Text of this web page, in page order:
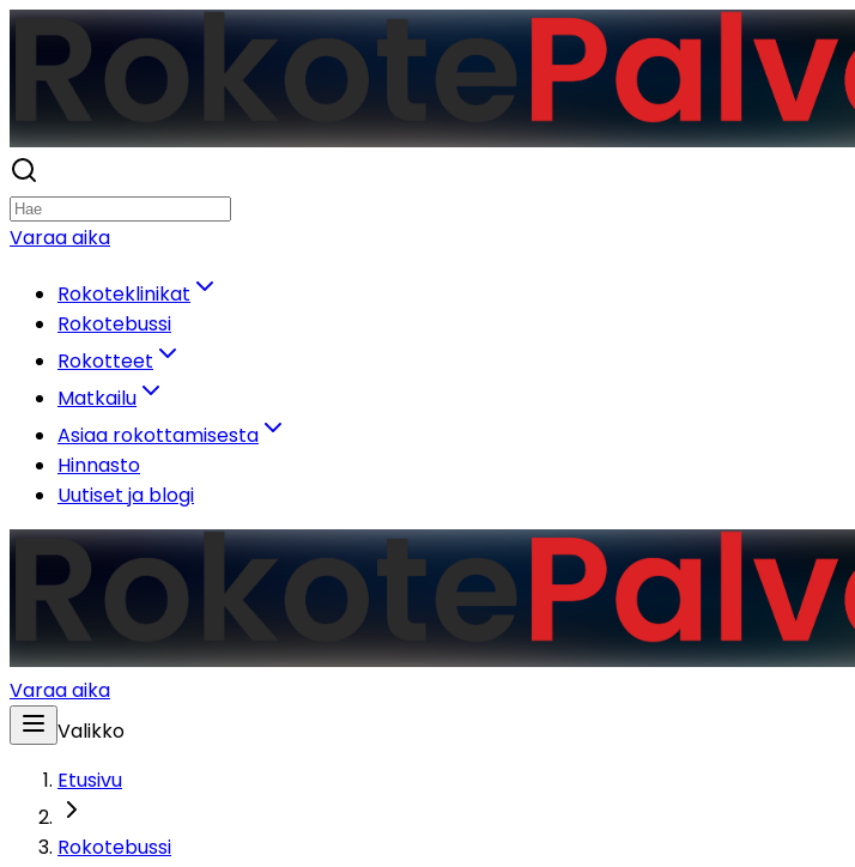
Varaa aika
Rokoteklinikat
Rokotebussi
Rokotteet
Matkailu
Asiaa rokottamisesta
Hinnasto
Uutiset ja blogi
Varaa aika
Valikko
Etusivu
Rokotebussi